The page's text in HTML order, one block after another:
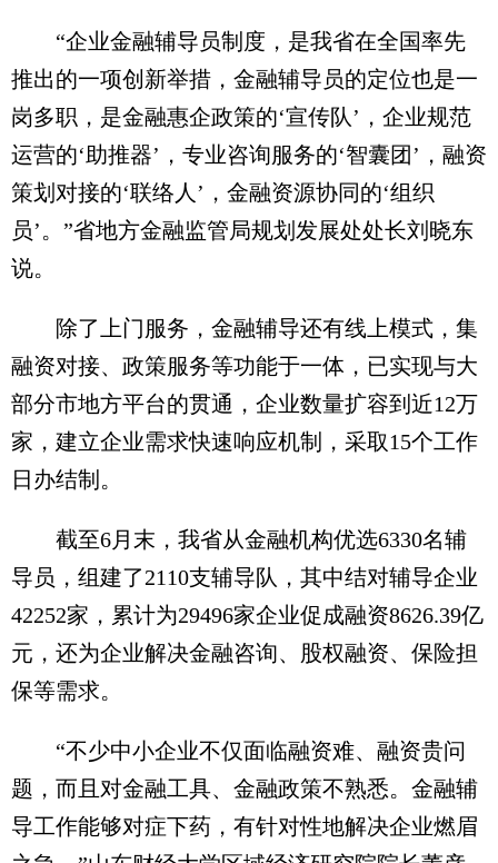
“企业金融辅导员制度，是我省在全国率先
推出的一项创新举措，金融辅导员的定位也是一
岗多职，是金融惠企政策的‘宣传队’，企业规范
运营的‘助推器’，专业咨询服务的‘智囊团’，融资
策划对接的‘联络人’，金融资源协同的‘组织
员’。”省地方金融监管局规划发展处处长刘晓东
说。
除了上门服务，金融辅导还有线上模式，集
融资对接、政策服务等功能于一体，已实现与大
部分市地方平台的贯通，企业数量扩容到近12万
家，建立企业需求快速响应机制，采取15个工作
日办结制。
截至6月末，我省从金融机构优选6330名辅
导员，组建了2110支辅导队，其中结对辅导企业
42252家，累计为29496家企业促成融资8626.39亿
元，还为企业解决金融咨询、股权融资、保险担
保等需求。
“不少中小企业不仅面临融资难、融资贵问
题，而且对金融工具、金融政策不熟悉。金融辅
导工作能够对症下药，有针对性地解决企业燃眉